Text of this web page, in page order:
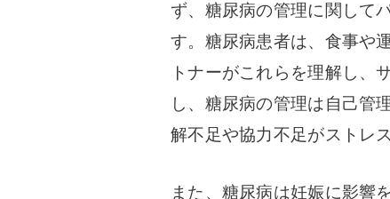
ず、糖尿病の管理に関して
す。糖尿病患者は、食事や
トナーがこれらを理解し、
し、糖尿病の管理は自己管
解不足や協力不足がストレ
また、糖尿病は妊娠に影響